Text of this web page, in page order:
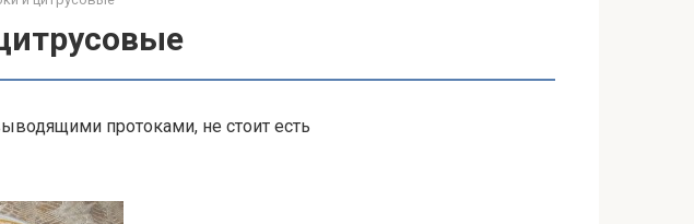
протоками, не стоит есть